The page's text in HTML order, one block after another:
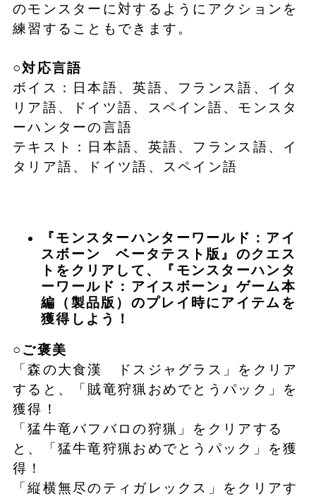
のモンスターに対するようにアクションを
練習することもできます。
○対応言語
ボイス：日本語、英語、フランス語、イタ
リア語、ドイツ語、スペイン語、モンスタ
ーハンターの言語
テキスト：日本語、英語、フランス語、イ
タリア語、ドイツ語、スペイン語
『モンスターハンターワールド：アイ
スボーンベータテスト版 』 のクエス
トをクリアして、
『モンスターハンタ
ーワールド：アイスボーン』 ゲーム本
編（製品版） のプレイ時にアイテム を
獲得しよう！
○ご褒美
「森の大食漢 ドスジャグラス」をクリア
すると、「賊竜狩猟おめでとうパック」を
獲得！
「猛牛竜バフバロの狩猟」をクリアする
と、「猛牛竜狩猟おめでとうパック」を獲
得！
「縦横無尽のティガレックス」をクリアす